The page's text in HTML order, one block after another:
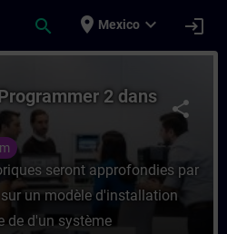
search place Mexico expand_more login
S7-1500
share
2 dans
seront approfondies par
un modèle d'installation
de d'un système